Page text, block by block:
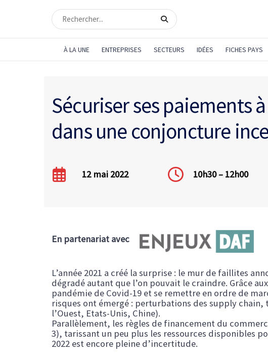
À LA UNE ENTREPRISES SECTEURS IDÉES FICHES PAYS
Sécuriser ses paiements
dans une conjoncture
12 mai 2022 10h30 – 12h00
En partenariat avec
L’année 2021 a créé la surprise : le mur de faillites
dégradé autant que l’on pouvait le craindre. Grâce
pandémie de Covid-19 et se remettre en ordre de
risques ont émergé : perturbations des supply
l’Ouest, Etats-Unis, Chine).
Parallèlement, les règles de financement du
3), tarissant un peu plus les ressources disponibles
2022 est encore pleine d’incertitude.